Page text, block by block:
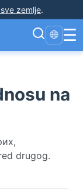
zemlje.
🌐 ☰
na
drugog.